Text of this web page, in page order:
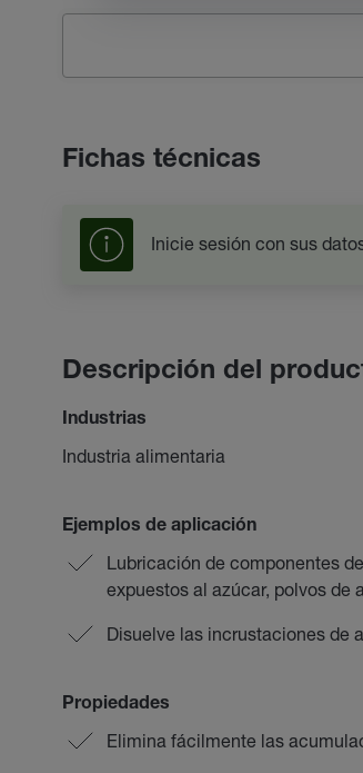
Fichas técnicas
Inicie sesión con sus
Descripción del
Industrias
Industria alimentaria
Ejemplos de aplicación
Lubricación de componentes
expuestos al azúcar, polvos de
Disuelve las incrustaciones de
Propiedades
Elimina fácilmente las